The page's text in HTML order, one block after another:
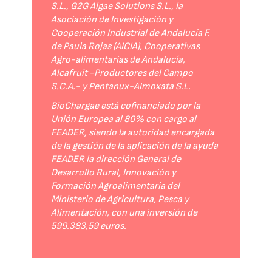
S.L., G2G Algae Solutions S.L., la
Asociación de Investigación y
Cooperación Industrial de Andalucía F.
de Paula Rojas (AICIA), Cooperativas
Agro-alimentarias de Andalucía,
Alcafruit -Productores del Campo
S.C.A.- y Pentanux-Almoxata S.L.
BioChargae está cofinanciado por la
Unión Europea al 80% con cargo al
FEADER, siendo la autoridad encargada
de la gestión de la aplicación de la ayuda
FEADER la dirección General de
Desarrollo Rural, Innovación y
Formación Agroalimentaria del
Ministerio de Agricultura, Pesca y
Alimentación, con una inversión de
599.383,59 euros.